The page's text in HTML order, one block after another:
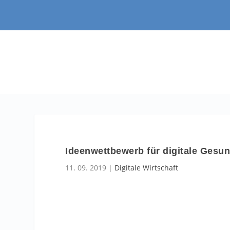
Ideenwettbewerb für digitale
11. 09. 2019 | Digitale Wirtschaft